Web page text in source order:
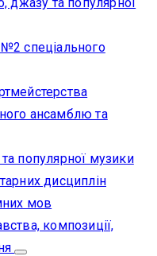
спеціального
ансамблю та
популярної музики
дисциплін
мов
композиції,